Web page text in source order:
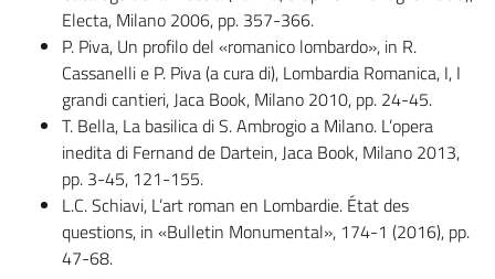
Electa, Milano 2006, pp. 357-366.
P. Piva, Un profilo del «romanico lombardo», in R.
Cassanelli e P. Piva (a cura di), Lombardia Romanica, I, I
grandi cantieri, Jaca Book, Milano 2010, pp. 24-45.
T. Bella, La basilica di S. Ambrogio a Milano. L’opera
inedita di Fernand de Dartein, Jaca Book, Milano 2013,
pp. 3-45, 121-155.
L.C. Schiavi, L’art roman en Lombardie. État des
questions, in «Bulletin Monumental», 174-1 (2016), pp.
47-68.